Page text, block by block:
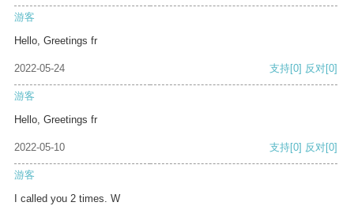
游客
Hello, Greetings fr
2022-05-24 支持[0] 反对[0]
游客
Hello, Greetings fr
2022-05-10 支持[0] 反对[0]
游客
I called you 2 times. W